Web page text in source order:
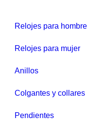
Relojes para hombre
Relojes para mujer
Anillos
Colgantes y collares
Pendientes